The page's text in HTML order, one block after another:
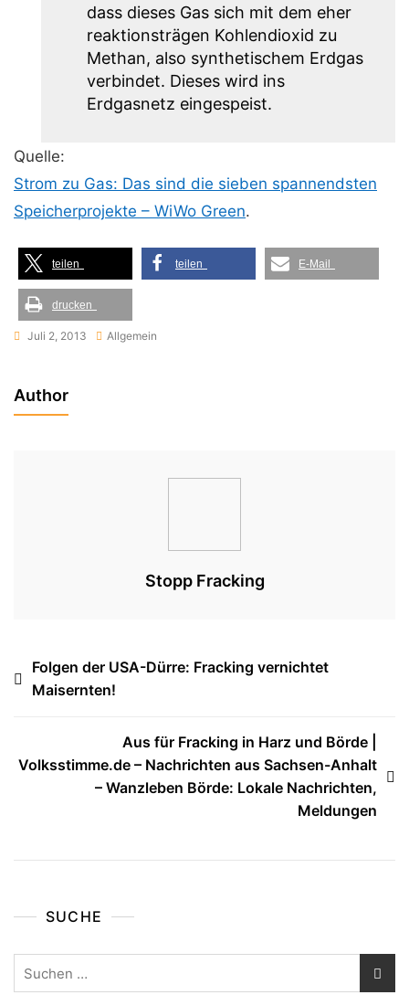
dass dieses Gas sich mit dem eher
reaktionsträgen Kohlendioxid zu
Methan, also synthetischem Erdgas
verbindet. Dieses wird ins
Erdgasnetz eingespeist.
Quelle:
Strom zu Gas: Das sind die sieben spannendsten
Speicherprojekte – WiWo Green.
teilen teilen E-Mail
drucken
Juli 2, 2013 Allgemein
Author
Stopp Fracking
Beitragsnavigation
Folgen der USA-Dürre: Fracking vernichtet
Maisernten!
Aus für Fracking in Harz und Börde |
Volksstimme.de – Nachrichten aus Sachsen-Anhalt
– Wanzleben Börde: Lokale Nachrichten,
Meldungen
SUCHE